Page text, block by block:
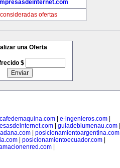
ofertas
una Oferta
$
cafedemaquina.com| e-ingenieros.com|
guiadeblumenau.com
posicionamientoargentina.com
| posicionamientoecuador.com|